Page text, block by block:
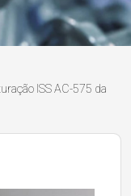
ISS AC-575 da